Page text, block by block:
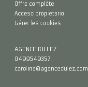
Offre complète
Acceso propietario
Gérer les cookies
AGENCE DU LEZ
0499549357
caroline@agencedulez.com